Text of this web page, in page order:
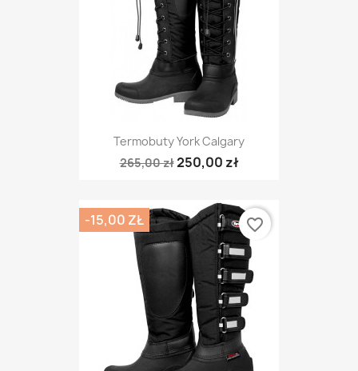
Termobuty York Calgary
265,00 zł250,00 zł
-15,00 ZŁ favorite_border